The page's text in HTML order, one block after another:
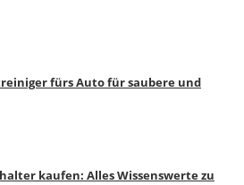
fürs Auto für saubere und
kaufen: Alles Wissenswerte zu